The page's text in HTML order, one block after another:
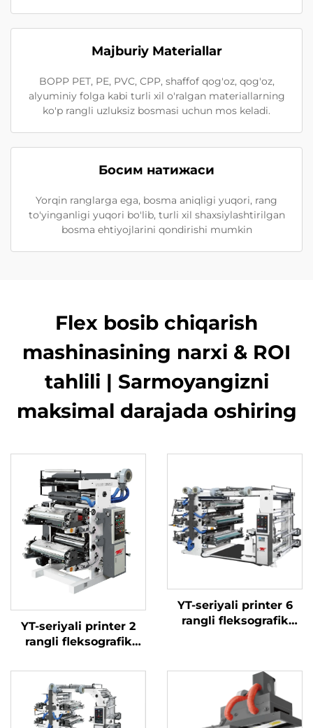
Majburiy Materiallar
BOPP PET, PE, PVC, CPP, shaffof qog'oz, qog'oz,
alyuminiy folga kabi turli xil o'ralgan materiallarning
ko'p rangli uzluksiz bosmasi uchun mos keladi.
Босим натижаси
Yorqin ranglarga ega, bosma aniqligi yuqori, rang
to'yinganligi yuqori bo'lib, turli xil shaxsiylashtirilgan
bosma ehtiyojlarini qondirishi mumkin
Flex bosib chiqarish
mashinasining narxi & ROI
tahlili | Sarmoyangizni
maksimal darajada oshiring
YT-seriyali printer 2
rangli fleksografik
YT-seriyali printer 6
rangli fleksografik